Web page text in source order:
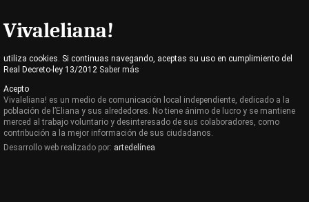
Vivaleliana!
utiliza cookies. Si continuas navegando, aceptas su uso en cumplimiento del
Real Decreto-ley 13/2012 Saber más
Acepto
Vivaleliana! es un medio de comunicación local independiente, dedicado a la
población de l’Eliana y sus alrededores. No tiene ánimo de lucro y se mantiene
merced al trabajo voluntario y desinteresado de sus colaboradores, como
contribución a la mejor información de sus ciudadanos.
Desarrollo web realizado por: artedelínea